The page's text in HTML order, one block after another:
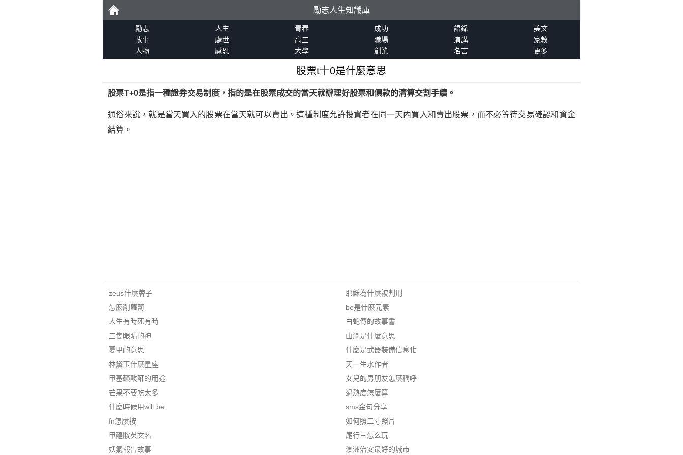
勵
勵志人生知識庫
勵志 人生 青春 成功 語錄
美文
故事
處世 高三 職場 演講
家教
人物
感恩 大學 創業 名言 更多
股票t十0是什麼意思
股票T+0是指一種證券交易制度，指的是在股票成交的當天就辦理好股票和價款的清算交割手續。
通俗來說，就是當天買入的股票在當天就可以賣出。這種制度允許投資者在同一天內買入和賣出股票，而不必等待交易確認和資金
結算。
zeus什麼牌子
怎麼削蘿蔔
人生有時死有時
三隻眼睛的神
夏甲的意思
林黛玉什麼星座
甲基磺酸酐的用途
芒果不要吃太多
什麼時候用will be
fn怎麼按
甲醯胺英文名
妖氣報告故事
耶穌為什麼被判刑
be是什麼元素
白蛇傳的故事書
山澗是什麼意思
什麼是武器裝備信息化
天一生水作者
女兒的男朋友怎麼稱呼
過熱度怎麼算
sms金句分享
如何照二寸照片
尾行三怎么玩
澳洲治安最好的城市